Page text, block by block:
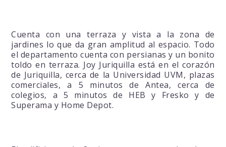
Cuenta con una terraza y vista a la zona de
jardines lo que da gran amplitud al espacio. Todo
el departamento cuenta con persianas y un bonito
toldo en terraza. Joy Juriquilla está en el corazón
de Juriquilla, cerca de la Universidad UVM, plazas
comerciales, a 5 minutos de Antea, cerca de
colegios, a 5 minutos de HEB y Fresko y de
Superama y Home Depot.